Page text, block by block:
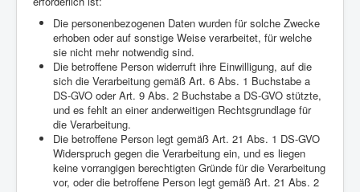
Die personenbezogenen Daten wurden für solche Zwecke
erhoben oder auf sonstige Weise verarbeitet, für welche
sie nicht mehr notwendig sind.
Die betroffene Person widerruft ihre Einwilligung, auf die
sich die Verarbeitung gemäß Art. 6 Abs. 1 Buchstabe a
DS-GVO oder Art. 9 Abs. 2 Buchstabe a DS-GVO stützte,
und es fehlt an einer anderweitigen Rechtsgrundlage für
die Verarbeitung.
Die betroffene Person legt gemäß Art. 21 Abs. 1 DS-GVO
Widerspruch gegen die Verarbeitung ein, und es liegen
keine vorrangigen berechtigten Gründe für die Verarbeitung
vor, oder die betroffene Person legt gemäß Art. 21 Abs. 2